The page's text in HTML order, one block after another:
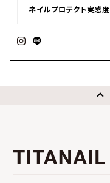
ネイルプロテクト実感度